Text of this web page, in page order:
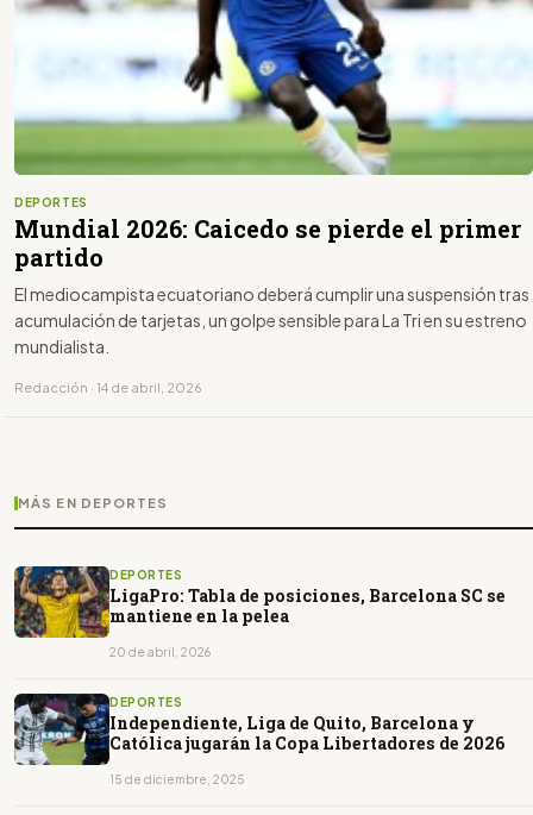
DEPORTES
Mundial 2026: Caicedo se pierde el primer
partido
El mediocampista ecuatoriano deberá cumplir una suspensión tras
acumulación de tarjetas, un golpe sensible para La Tri en su estreno
mundialista.
Redacción · 14 de abril, 2026
MÁS EN DEPORTES
DEPORTES
LigaPro: Tabla de posiciones, Barcelona SC se
mantiene en la pelea
20 de abril, 2026
DEPORTES
Independiente, Liga de Quito, Barcelona y
Católica jugarán la Copa Libertadores de 2026
15 de diciembre, 2025